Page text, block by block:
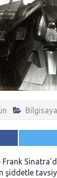
şiddetle